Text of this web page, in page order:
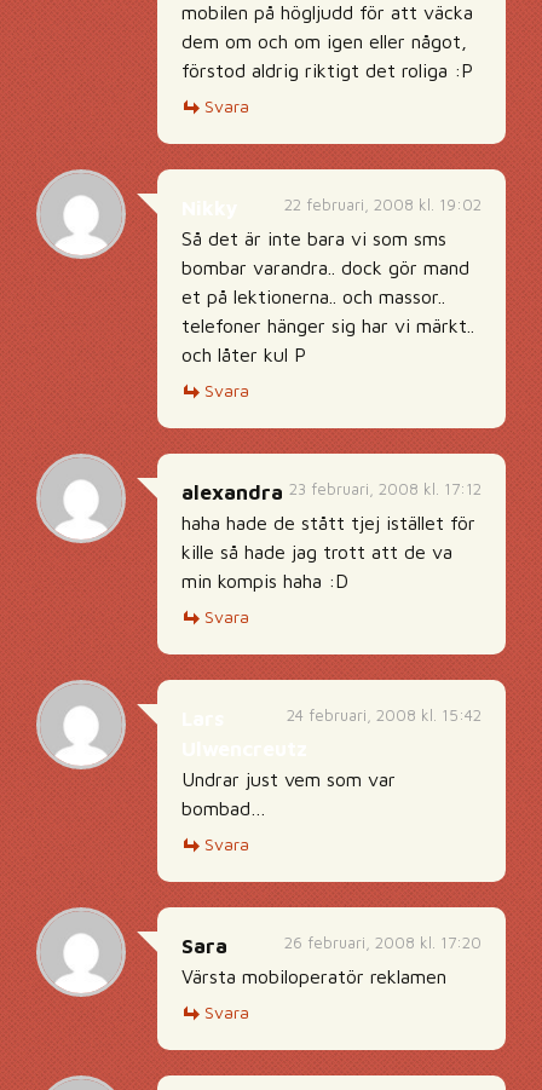
mobilen på högljudd för att väcka
dem om och om igen eller något,
förstod aldrig riktigt det roliga :P
Svara
22 februari, 2008 kl. 19:02
Så det är inte bara vi som sms
bombar varandra.. dock gör mand
et på lektionerna.. och massor..
telefoner hänger sig har vi märkt..
och låter kul P
Svara
23 februari, 2008 kl. 17:12
alexandra
haha hade de stått tjej istället för
kille så hade jag trott att de va
min kompis haha :D
Svara
24 februari, 2008 kl. 15:42
Undrar just vem som var
bombad…
Svara
26 februari, 2008 kl. 17:20
Sara
Värsta mobiloperatör reklamen
Svara